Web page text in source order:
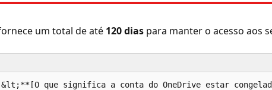
um total de até 120 dias para manter o acesso aos